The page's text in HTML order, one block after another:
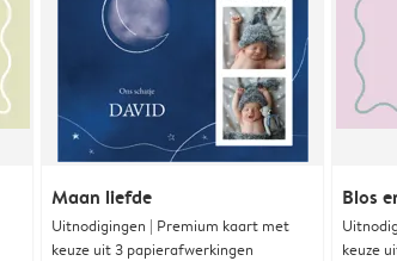
Maan liefde
Uitnodigingen | Premium kaart met
keuze uit 3 papierafwerkingen
Blos
keuze